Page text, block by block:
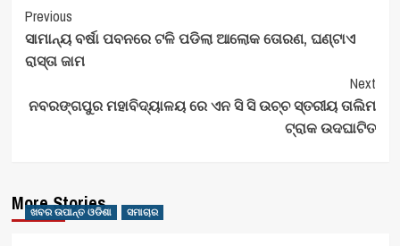
Post
Navigation
Previous
ସାମାନ୍ୟ ବର୍ଷା ପବନରେ ଟଳି ପଡିଲା ଆଲୋକ ତୋରଣ, ଘଣ୍ଟାଏ
ରାସ୍ତା ଜାମ
Next
ନବରଙ୍ଗପୁର ମହାବିଦ୍ୟାଳୟ ରେ ଏନ ସି ସି ଉଚ୍ଚ ସ୍ତରୀୟ ତାଲିମ
ଟ୍ରାକ ଉଦଘାଟିତ
More Stories
ଖବର ଉପାନ୍ତ ଓଡିଶା ସମାଚାର